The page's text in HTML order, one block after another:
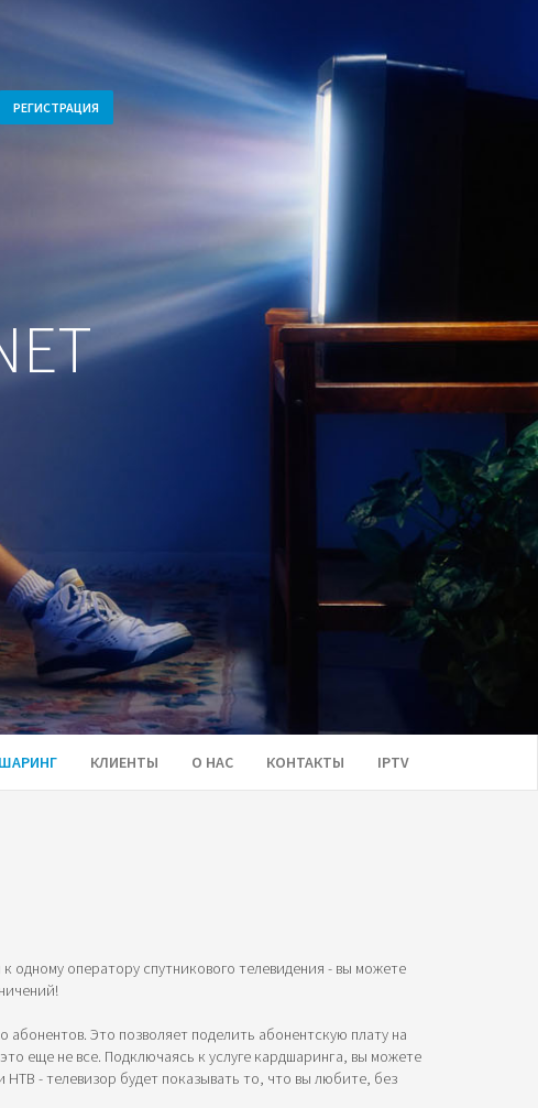
РЕГИСТРАЦИЯ
КЛИЕНТЫ О НАС КОНТАКТЫ IPTV
оператору спутникового телевидения - вы можете
Это позволяет поделить абонентскую плату на
еще не все. Подключаясь к услуге кардшаринга, вы можете
- телевизор будет показывать то, что вы любите, без